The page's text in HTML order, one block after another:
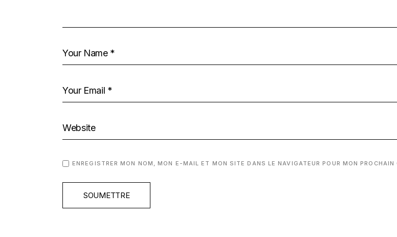
ENREGISTRER MON NOM, MON E-MAIL ET MON SITE DANS LE NAVIGATEUR POUR MON PROCHAIN
SOUMETTRE